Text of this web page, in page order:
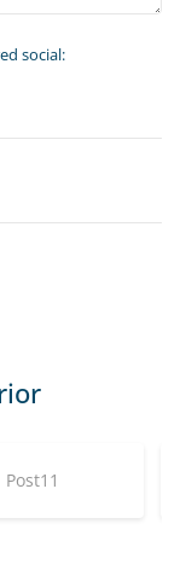
social:
Post11